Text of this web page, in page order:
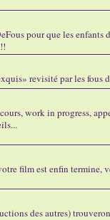
pour que les enfants
revisité par les fous
work in progress,
film est enfin termine,
des autres)